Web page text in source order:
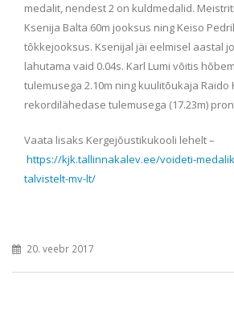
medalit, nendest 2 on kuldmedalid.
Ksenija Balta 60m jooksus ning Keiso
tõkkejooksus. Ksenijal jäi eelmisel aastal
lahutama vaid 0.04s. Karl Lumi võitis
tulemusega 2.10m ning kuulitõukaja Raido
rekordilähedase tulemusega (17.23m)
Vaata lisaks Kergejõustikukooli lehelt –
https://kjk.tallinnakalev.ee/voideti-
talvistelt-mv-lt/
20. veebr 2017